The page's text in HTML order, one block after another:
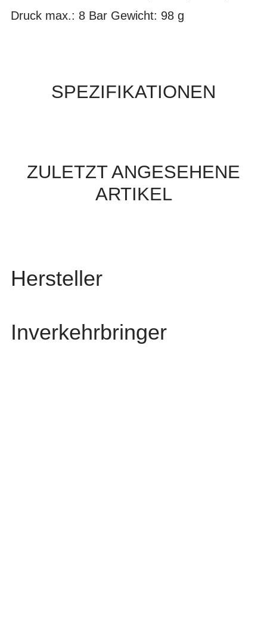
Druck max.: 8 Bar Gewicht: 98 g
SPEZIFIKATIONEN
ZULETZT ANGESEHENE
ARTIKEL
Hersteller
Inverkehrbringer